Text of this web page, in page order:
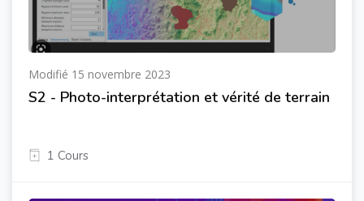
Modifié 15 novembre 2023
S2 - Photo-interprétation et vérité de terrain
1 Cours